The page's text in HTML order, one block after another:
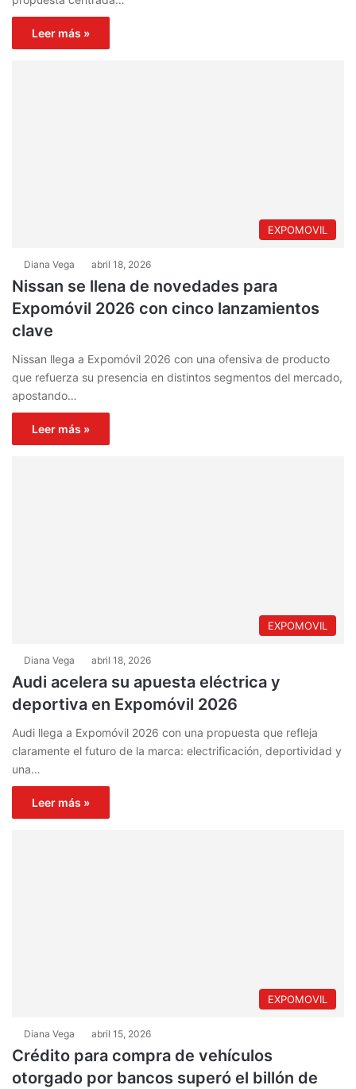
Leer más »
EXPOMOVIL
Diana Vega abril 18, 2026
Nissan se llena de novedades para
Expomóvil 2026 con cinco lanzamientos
clave
Nissan llega a Expomóvil 2026 con una ofensiva de producto
que refuerza su presencia en distintos segmentos del mercado,
apostando…
Leer más »
EXPOMOVIL
Diana Vega abril 18, 2026
Audi acelera su apuesta eléctrica y
deportiva en Expomóvil 2026
Audi llega a Expomóvil 2026 con una propuesta que refleja
claramente el futuro de la marca: electrificación, deportividad y
una…
Leer más »
EXPOMOVIL
Diana Vega abril 15, 2026
Crédito para compra de vehículos
otorgado por bancos superó el billón de